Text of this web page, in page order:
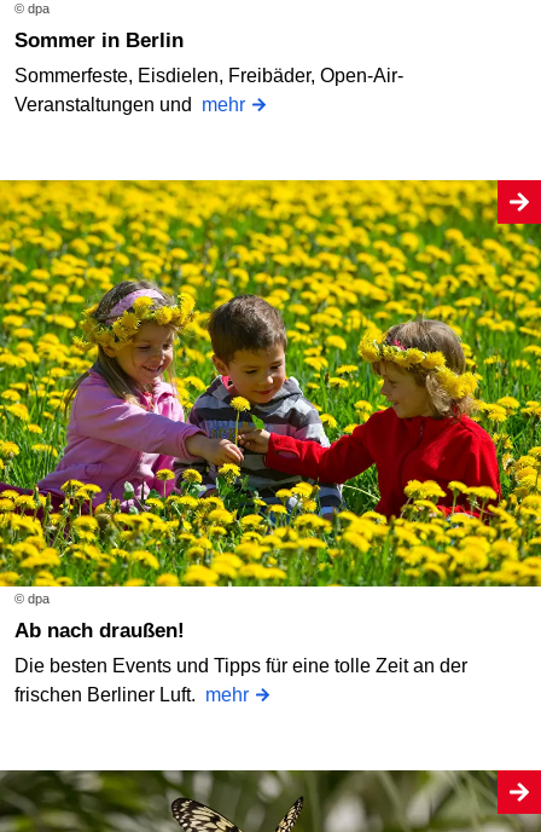
© dpa
Sommer in Berlin
Sommerfeste, Eisdielen, Freibäder, Open-Air-
Veranstaltungen und mehr
© dpa
Ab nach draußen!
Die besten Events und Tipps für eine tolle Zeit an der
frischen Berliner Luft. mehr